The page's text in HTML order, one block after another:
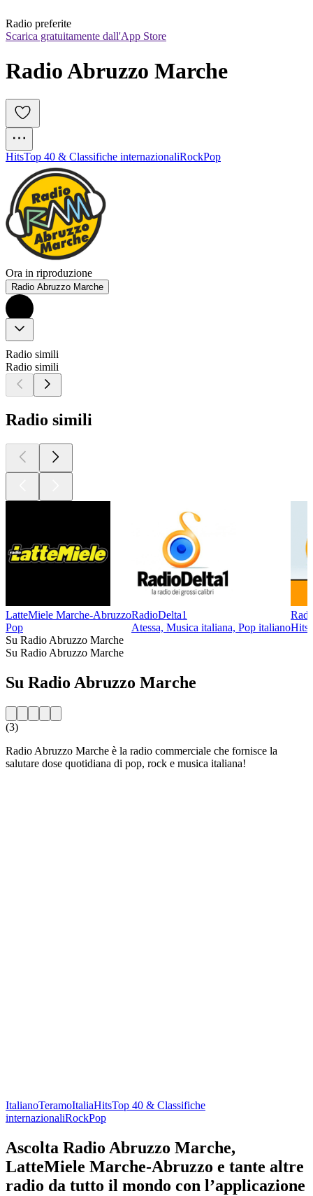
Radio preferite
Scarica gratuitamente dall'App Store
Radio Abruzzo Marche
HitsTop 40 & Classifiche internazionaliRockPop
Ora in riproduzione
Radio Abruzzo Marche
Radio simili
Radio simili
Radio simili
LatteMiele Marche-Abruzzo
Pop
RadioDelta1
Atessa, Musica italiana, Pop italiano
Su Radio Abruzzo Marche
Su Radio Abruzzo Marche
Su Radio Abruzzo Marche
(3)
Radio Abruzzo Marche è la radio commerciale che fornisce la
salutare dose quotidiana di pop, rock e musica italiana!
ItalianoTeramoItaliaHitsTop 40 & Classifiche
internazionaliRockPop
Ascolta Radio Abruzzo Marche,
LatteMiele Marche-Abruzzo e tante altre
radio da tutto il mondo con l’applicazione